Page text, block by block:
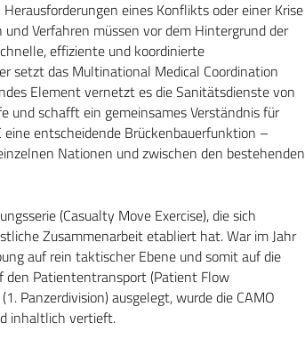
eines Konflikts oder einer Krise
Verfahren müssen vor dem Hintergrund der
effiziente und koordinierte
setzt das Multinational Medical Coordination
Element vernetzt es die Sanitätsdienste von
und schafft ein gemeinsames Verständnis für
entscheidende Brückenbauerfunktion –
Nationen und zwischen den bestehenden
(Casualty Move Exercise), die sich
Zusammenarbeit etabliert hat. War im Jahr
auf rein taktischer Ebene und somit auf die
den Patiententransport (Patient Flow
Panzerdivision) ausgelegt, wurde die CAMO
inhaltlich vertieft.